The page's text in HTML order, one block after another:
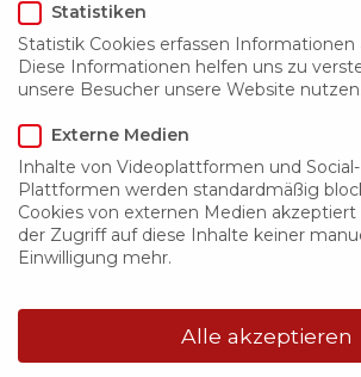
Einzelraumlüfter Silent
Statistiken
Statistik Cookies erfassen Informationen
Diese Informationen helfen uns zu
unsere Besucher unsere Website nutzen.
Externe Medien
Inhalte von Videoplattformen und
Plattformen werden standardmäßig
Cookies von externen Medien
der Zugriff auf diese Inhalte keiner
Einwilligung mehr.
Alle akzeptieren